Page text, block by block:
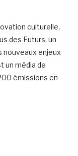
culturelle,
des Futurs, un
nouveaux enjeux
un média de
émissions en